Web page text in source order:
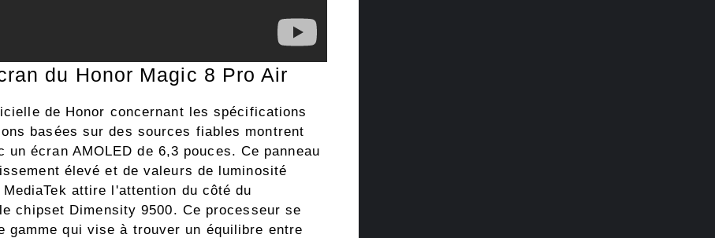
du Honor Magic 8 Pro Air
de Honor concernant les spécifications
basées sur des sources fiables montrent
écran AMOLED de 6,3 pouces. Ce panneau
élevé et de valeurs de luminosité
attire l'attention du côté du
chipset Dimensity 9500. Ce processeur se
gamme qui vise à trouver un équilibre entre